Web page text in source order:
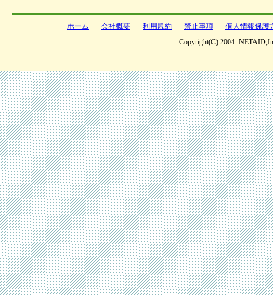
ホーム 会社概要 利用規約 禁止事項
個人情報保護
Copyright(C) 2004-